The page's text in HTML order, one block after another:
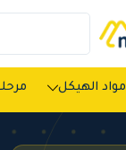
مواد الهيكل